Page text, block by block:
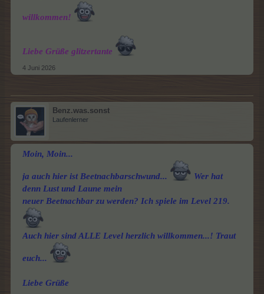
willkommen!
Liebe Grüße glitzertante
4 Juni 2026
Benz.was.sonst
Laufenlerner
Moin, Moin...
ja auch hier ist Beetnachbarschwund...
Wer hat
denn Lust und Laune mein
neuer Beetnachbar zu werden? Ich spiele im Level 219.
Auch hier sind ALLE Level herzlich willkommen...! Traut
euch...
Liebe Grüße